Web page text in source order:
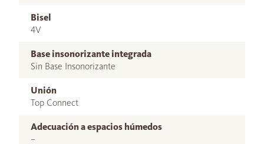
Bisel
4V
Base insonorizante integrada
Sin Base Insonorizante
Unión
Top Connect
Adecuación a espacios húmedos
–